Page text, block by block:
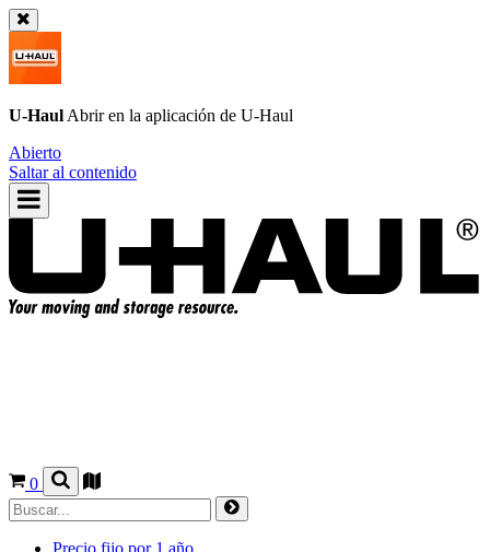
U-Haul Abrir en la aplicación de U-Haul
Abierto
Saltar al contenido
0
Precio fijo por 1 año